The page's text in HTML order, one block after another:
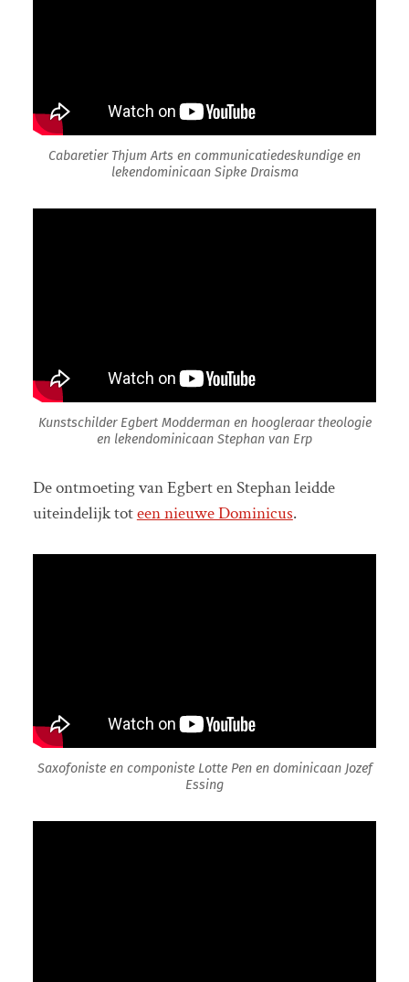
Cabaretier Thjum Arts en communicatiedeskundige en
lekendominicaan Sipke Draisma
Kunstschilder Egbert Modderman en hoogleraar theologie
en lekendominicaan Stephan van Erp
De ontmoeting van Egbert en Stephan leidde
uiteindelijk toteen nieuwe Dominicus.
Saxofoniste en componiste Lotte Pen en dominicaan Jozef
Essing